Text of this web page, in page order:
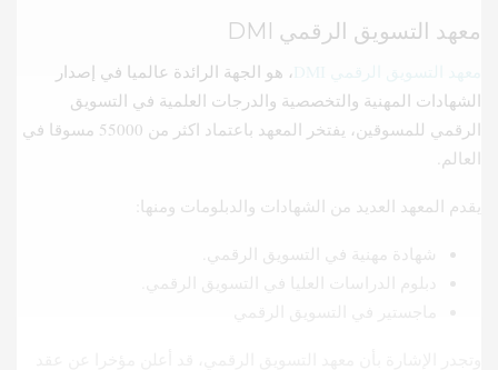
معهد التسويق الرقمي DMI
، هو الجهة الرائدة عالميا في إصدار
الشهادات المهنية والتخصصية والدرجات العلمية في التسويق
الرقمي للمسوقين، يفتخر المعهد باعتماد اكثر من 55000 مسوقا في
العالم.
يقدم المعهد العديد من الشهادات والدبلومات ومنها:
شهادة مهنية في التسويق الرقمي.